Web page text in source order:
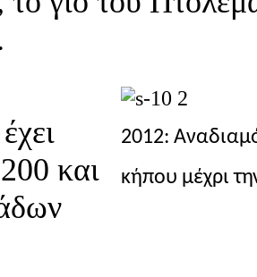
2012:
κήπου μέχρι
και